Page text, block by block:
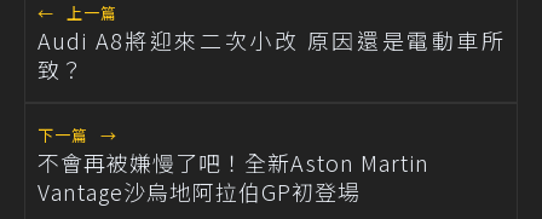
← 上一篇
Audi A8將迎來二次小改 原因還是電動車所
致？
下一篇 →
不會再被嫌慢了吧！全新Aston Martin
Vantage沙烏地阿拉伯GP初登場